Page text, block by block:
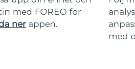
med FOREO for
ner appen.
med